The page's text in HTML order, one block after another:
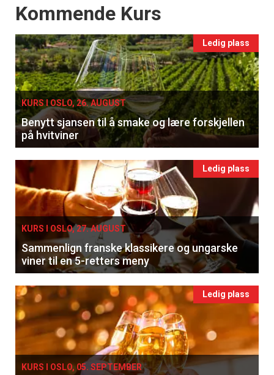
Events
Kommende Kurs
Ledig plass
KURS I OSLO, 26. AUGUST
Benytt sjansen til å smake og lære forskjellen
på hvitviner
Ledig plass
KURS I OSLO, 27. AUGUST
Sammenlign franske klassikere og ungarske
viner til en 5-retters meny
Ledig plass
KURS I OSLO, 05. SEPTEMBER